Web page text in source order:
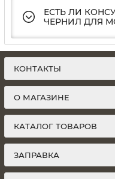
ЕСТЬ ЛИ
ЧЕРНИЛ ДЛЯ
КОНТАКТЫ
О МАГАЗИНЕ
КАТАЛОГ ТОВАРОВ
ЗАПРАВКА